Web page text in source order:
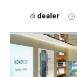
di dealer